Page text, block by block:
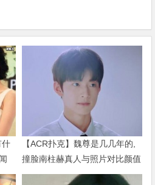
什
【ACR扑克】魏尊是几几年的,
撞脸南柱赫真人与照片对比颜值
被质疑